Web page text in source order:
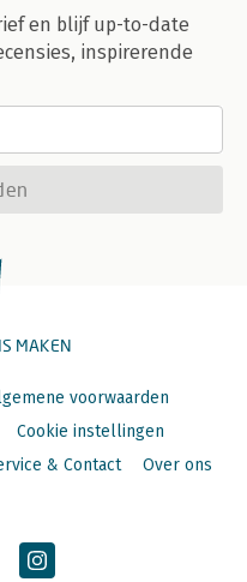
en blijf up-to-date
inspirerende
MAKEN
voorwaarden
Cookie instellingen
& Contact Over ons